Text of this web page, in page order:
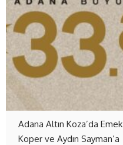
Adana Altın Koza’da
Koper ve Aydın Sayman’a